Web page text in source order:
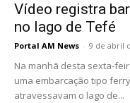
Vídeo registra
no lago de Tefé
Portal AM News - 9 de abril
Na manhã desta sexta-
uma embarcação tipo
atravessavam o lago de...